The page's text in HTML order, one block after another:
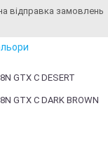
відправка замовлень